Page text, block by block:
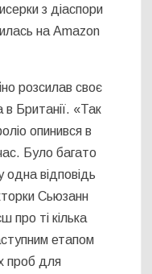
з діаспори
на Amazon
розсилав своє
в Британії. «Так
опинився в
Було багато
одна відповідь
Сьюзанн
про ті кілька
етапом
проб для